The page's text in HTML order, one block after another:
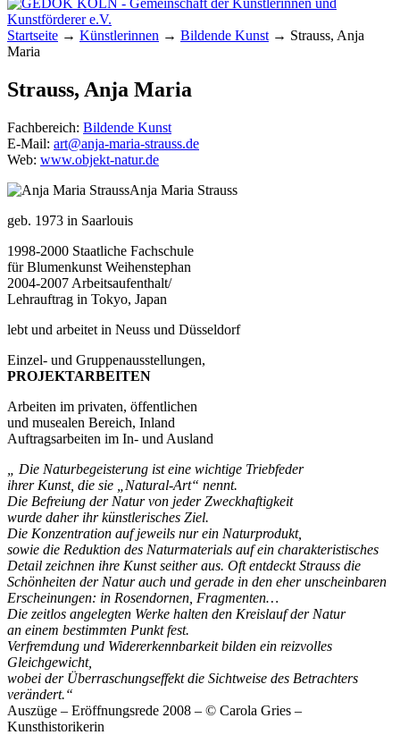
GEDOK KÖLN
Gemeinschaft der Künstlerinnen und
Kunstförderer e.V.
Startseite → Künstlerinnen → Bildende Kunst → Strauss, Anja
Maria
Strauss, Anja Maria
Fachbereich: Bildende Kunst
E-Mail: art@anja-maria-strauss.de
Web: www.objekt-natur.de
Anja Maria Strauss
geb. 1973 in Saarlouis
1998-2000 Staatliche Fachschule
für Blumenkunst Weihenstephan
2004-2007 Arbeitsaufenthalt/
Lehrauftrag in Tokyo, Japan
lebt und arbeitet in Neuss und Düsseldorf
Einzel- und Gruppenausstellungen,
PROJEKTARBEITEN
Arbeiten im privaten, öffentlichen
und musealen Bereich, Inland
Auftragsarbeiten im In- und Ausland
„ Die Naturbegeisterung ist eine wichtige Triebfeder
ihrer Kunst, die sie „Natural-Art“ nennt.
Die Befreiung der Natur von jeder Zweckhaftigkeit
wurde daher ihr künstlerisches Ziel.
Die Konzentration auf jeweils nur ein Naturprodukt,
sowie die Reduktion des Naturmaterials auf ein charakteristisches
Detail zeichnen ihre Kunst seither aus. Oft entdeckt Strauss die
Schönheiten der Natur auch und gerade in den eher unscheinbaren
Erscheinungen: in Rosendornen, Fragmenten…
Die zeitlos angelegten Werke halten den Kreislauf der Natur
an einem bestimmten Punkt fest.
Verfremdung und Widererkennbarkeit bilden ein reizvolles
Gleichgewicht,
wobei der Überraschungseffekt die Sichtweise des Betrachters
verändert.“
Auszüge – Eröffnungsrede 2008 – © Carola Gries –
Kunsthistorikerin